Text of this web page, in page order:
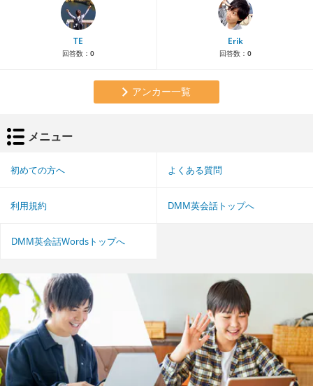
TE
回答数： 0
Erik
回答数： 0
アンカー一覧
メニュー
初めての方へ よくある質問
利用規約 DMM英会話トップへ
DMM英会話Wordsトップへ